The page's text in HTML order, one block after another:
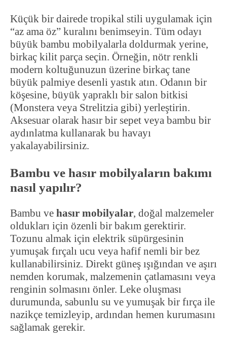
Küçük bir dairede tropikal stili uygulamak için
“az ama öz” kuralını benimseyin. Tüm odayı
büyük bambu mobilyalarla doldurmak yerine,
birkaç kilit parça seçin. Örneğin, nötr renkli
modern koltuğunuzun üzerine birkaç tane
büyük palmiye desenli yastık atın. Odanın bir
köşesine, büyük yapraklı bir salon bitkisi
(Monstera veya Strelitzia gibi) yerleştirin.
Aksesuar olarak hasır bir sepet veya bambu bir
aydınlatma kullanarak bu havayı
yakalayabilirsiniz.
Bambu ve hasır mobilyaların bakımı
nasıl yapılır?
Bambu ve hasır mobilyalar, doğal malzemeler
oldukları için özenli bir bakım gerektirir.
Tozunu almak için elektrik süpürgesinin
yumuşak fırçalı ucu veya hafif nemli bir bez
kullanabilirsiniz. Direkt güneş ışığından ve aşırı
nemden korumak, malzemenin çatlamasını veya
renginin solmasını önler. Leke oluşması
durumunda, sabunlu su ve yumuşak bir fırça ile
nazikçe temizleyip, ardından hemen kurumasını
sağlamak gerekir.